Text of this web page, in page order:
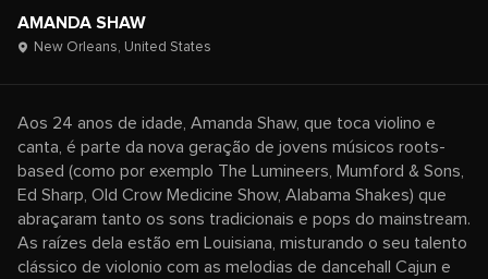
AMANDA SHAW
New Orleans, United States
Aos 24 anos de idade, Amanda Shaw, que toca violino e
canta, é parte da nova geração de jovens músicos roots-
based (como por exemplo The Lumineers, Mumford & Sons,
Ed Sharp, Old Crow Medicine Show, Alabama Shakes) que
abraçaram tanto os sons tradicionais e pops do mainstream.
As raízes dela estão em Louisiana, misturando o seu talento
clássico de violonio com as melodias de dancehall Cajun e